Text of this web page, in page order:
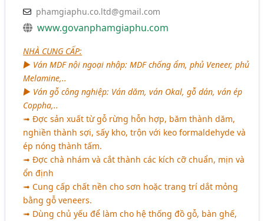
phamgiaphu.co.ltd@gmail.com
www.govanphamgiaphu.com
NHÀ CUNG CẤP:
► Ván MDF nội ngoại nhập: MDF chống ẩm, phủ Veneer, phủ
Melamine,..
► Ván gỗ công nghiệp: Ván dăm, ván Okal, gỗ dán, ván ép
Coppha,..
➟ Đợc sản xuất từ gỗ rừng hỗn hợp, băm thành dăm,
nghiền thành sợi, sấy kho, trộn với keo formaldehyde và
ép nóng thành tấm.
➟ Đợc chà nhám và cắt thành các kích cỡ chuẩn, mịn và
ổn định
➟ Cung cấp chất nền cho sơn hoặc trang trí dắt mỏng
bằng gỗ veneers.
➟ Dùng chủ yếu để làm cho hệ thống đồ gỗ, bàn ghế,